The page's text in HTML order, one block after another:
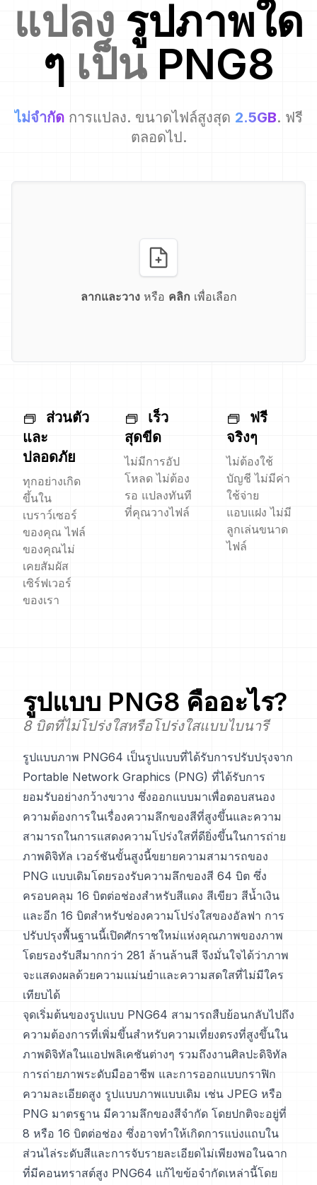
แปลง รูปภาพใด
ๆ เป็น PNG8
ไม่จำกัด การแปลง. ขนาดไฟล์สูงสุด 2.5GB. ฟรี
ตลอดไป.
ลากและวางหรือ คลิก เพื่อเลือก
ส่วนตัว
และ
ปลอดภัย
ทุกอย่างเกิด
ขึ้นใน
เบราว์เซอร์
ของคุณ ไฟล์
ของคุณไม่
เคยสัมผัส
เซิร์ฟเวอร์
ของเรา
เร็ว
สุดขีด
ไม่มีการอัป
โหลด ไม่ต้อง
รอ แปลงทันที
ที่คุณวางไฟล์
ฟรี
จริงๆ
ไม่ต้องใช้
บัญชี ไม่มีค่า
ใช้จ่าย
แอบแฝง ไม่มี
ลูกเล่นขนาด
ไฟล์
รูปแบบ PNG8 คืออะไร?
8 บิตที่ไม่โปร่งใสหรือโปร่งใสแบบไบนารี
รูปแบบภาพ PNG64 เป็นรูปแบบที่ได้รับการปรับปรุงจาก
Portable Network Graphics (PNG) ที่ได้รับการ
ยอมรับอย่างกว้างขวาง ซึ่งออกแบบมาเพื่อตอบสนอง
ความต้องการในเรื่องความลึกของสีที่สูงขึ้นและความ
สามารถในการแสดงความโปร่งใสที่ดียิ่งขึ้นในการถ่าย
ภาพดิจิทัล เวอร์ชันขั้นสูงนี้ขยายความสามารถของ
PNG แบบเดิมโดยรองรับความลึกของสี 64 บิต ซึ่ง
ครอบคลุม 16 บิตต่อช่องสำหรับสีแดง สีเขียว สีน้ำเงิน
และอีก 16 บิตสำหรับช่องความโปร่งใสของอัลฟา การ
ปรับปรุงพื้นฐานนี้เปิดศักราชใหม่แห่งคุณภาพของภาพ
โดยรองรับสีมากกว่า 281 ล้านล้านสี จึงมั่นใจได้ว่าภาพ
จะแสดงผลด้วยความแม่นยำและความสดใสที่ไม่มีใคร
เทียบได้
จุดเริ่มต้นของรูปแบบ PNG64 สามารถสืบย้อนกลับไปถึง
ความต้องการที่เพิ่มขึ้นสำหรับความเที่ยงตรงที่สูงขึ้นใน
ภาพดิจิทัลในแอปพลิเคชันต่างๆ รวมถึงงานศิลปะดิจิทัล
การถ่ายภาพระดับมืออาชีพ และการออกแบบกราฟิก
ความละเอียดสูง รูปแบบภาพแบบเดิม เช่น JPEG หรือ
PNG มาตรฐาน มีความลึกของสีจำกัด โดยปกติจะอยู่ที่
8 หรือ 16 บิตต่อช่อง ซึ่งอาจทำให้เกิดการแบ่งแถบใน
ส่วนไล่ระดับสีและการจับรายละเอียดไม่เพียงพอในฉาก
ที่มีคอนทราสต์สูง PNG64 แก้ไขข้อจำกัดเหล่านี้โดย